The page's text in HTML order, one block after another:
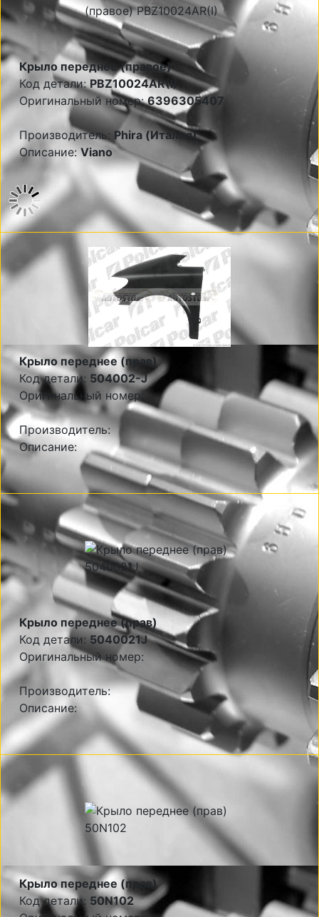
Крыло переднее (правое)
Код детали:PBZ10024AR(I)
Оригинальный номер:6396305407
Производитель: Phira (Италия)
Описание:Viano
Крыло переднее (прав)
Код детали: 504002-J
Оригинальный номер:
Производитель:
Описание:
Крыло переднее (прав)
Код детали:5040021J
Оригинальный номер:
Производитель:
Описание:
Крыло переднее (прав)
Код детали: 50N102